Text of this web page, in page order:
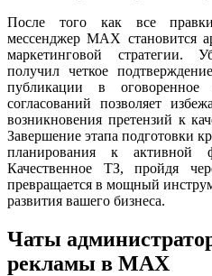
После того как все
мессенджер MAX становится
маркетинговой стратегии.
получил четкое
публикации в
согласований позволяет
возникновения претензий к
Завершение этапа подготовки
планирования к активной
Качественное ТЗ, пройдя
превращается в мощный
развития вашего бизнеса.
Чаты
рекламы в MAX